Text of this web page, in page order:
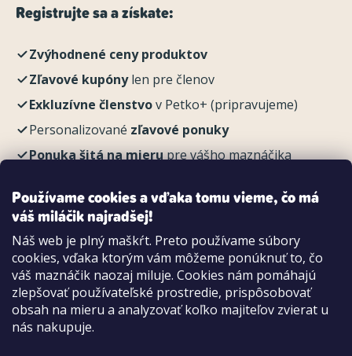
Používame cookies a vďaka tomu vieme, čo má
váš miláčik najradšej!
Náš web je plný maškŕt. Preto používame súbory
cookies, vďaka ktorým vám môžeme ponúknuť to, čo
váš maznáčik naozaj miluje. Cookies nám pomáhajú
zlepšovať používateľské prostredie, prispôsobovať
obsah na mieru a analyzovať koľko majiteľov zvierat u
nás nakupuje.
Registrujte sa a získate:
Zvýhodnené ceny produktov
Zľavové kupónylen pre členov
Exkluzívne členstvov Petko+ (pripravujeme)
Personalizované zľavové ponuky
Ponuka šitá na mierupre vášho maznáčika
Možnosti platby:
Dobierkou
Hotovo aj kartou na pobočke